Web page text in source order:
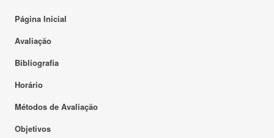
Página Inicial
Avaliação
Bibliografia
Horário
Métodos de Avaliação
Objetivos